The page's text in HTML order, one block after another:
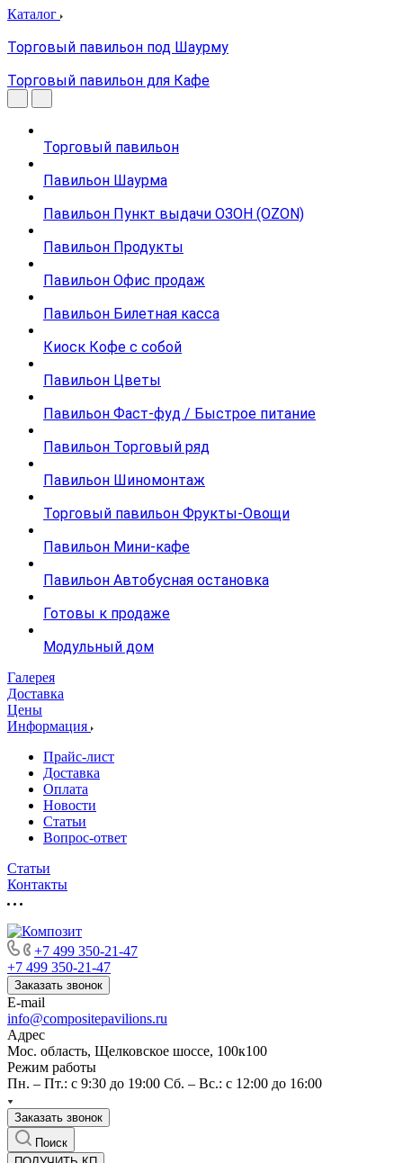
Каталог
Торговый павильон под Шаурму
Торговый павильон для Кафе
Торговый павильон
Павильон Шаурма
Павильон Пункт выдачи ОЗОН (OZON)
Павильон Продукты
Павильон Офис продаж
Павильон Билетная касса
Киоск Кофе с собой
Павильон Цветы
Павильон Фаст-фуд / Быстрое питание
Павильон Торговый ряд
Павильон Шиномонтаж
Торговый павильон Фрукты-Овощи
Павильон Мини-кафе
Павильон Автобусная остановка
Готовы к продаже
Модульный дом
Галерея
Доставка
Цены
Информация
Прайс-лист
Доставка
Оплата
Новости
Статьи
Вопрос-ответ
Статьи
Контакты
+7 499 350-21-47
+7 499 350-21-47
Заказать звонок
E-mail
info@compositepavilions.ru
Адрес
Мос. область, Щелковское шоссе, 100к100
Режим работы
Пн. – Пт.: с 9:30 до 19:00 Сб. – Вс.: с 12:00 до 16:00
Заказать звонок
Поиск